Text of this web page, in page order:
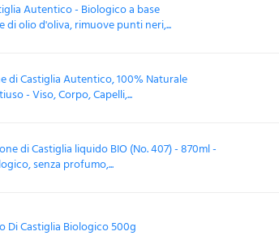
Autentico - Biologico a base
di olio d'oliva, rimuove punti neri,...
di Castiglia Autentico, 100% Naturale
- Viso, Corpo, Capelli,...
di Castiglia liquido BIO (No. 407) - 870ml -
senza profumo,...
Di Castiglia Biologico 500g